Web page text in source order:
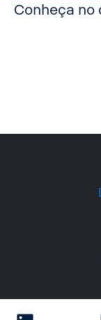
Conheça no